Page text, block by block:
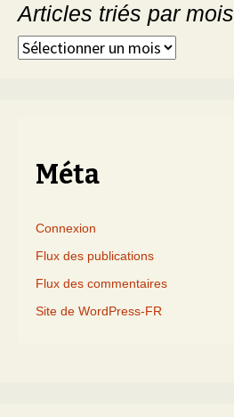
Articles triés par mois
Articles
Méta
Connexion
Flux des publications
Flux des commentaires
Site de WordPress-FR